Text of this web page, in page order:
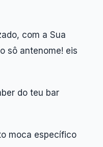
com a Sua
sô antenome! eis
do teu bar
moca específico